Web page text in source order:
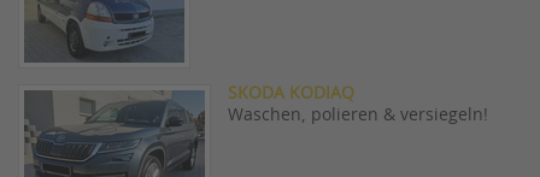
SKODA KODIAQ
Waschen, polieren & versiegeln!